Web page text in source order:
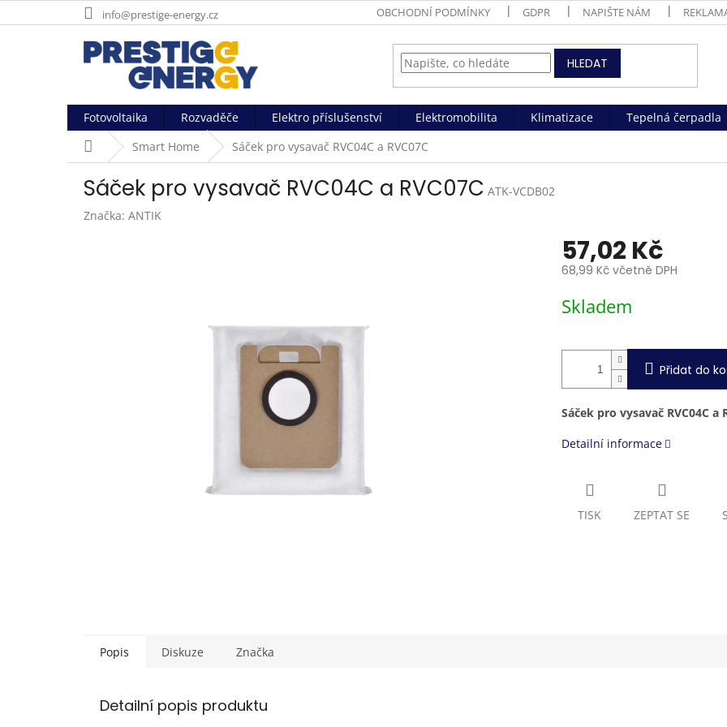
na
info@prestige-energy.cz OBCHODNÍ PODMÍNKY GDPR NAPIŠTE NÁM
HLEDAT
Fotovoltaika Rozvaděče Elektro příslušenství Elektromobilita Klimatizace Tepelná čerpadla
Domů Smart Home Sáček pro vysavač RVC04C a RVC07C
Sáček pro vysavač RVC04C a RVC07C ATK-VCDB02
Značka: ANTIK
57,02 Kč
68,99 Kč včetně DPH
cena:
Skladem
Přidat do
Sáček pro vysavač RVC04C a
Detailní informace
TISK ZEPTAT SE
Popis Diskuze Značka
Detailní popis produktu